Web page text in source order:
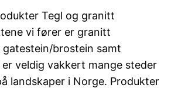
Tegl og granitt
vi fører er granitt
brostein samt
veldig vakkert mange steder
landskaper i Norge. Produkter